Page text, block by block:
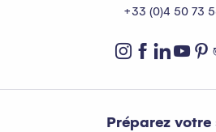
+33 (0)4 50 73
Préparez votre